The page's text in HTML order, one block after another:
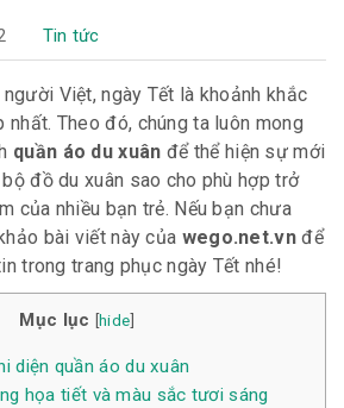
Tin tức
Việt, ngày Tết là khoảnh khắc
Theo đó, chúng ta luôn mong
quần áo du xuân để thể hiện sự mới
đồ du xuân sao cho phù hợp trở
của nhiều bạn trẻ. Nếu bạn chưa
bài viết này của wego.net.vnđể
trong trang phục ngày Tết nhé!
Mục lục [hide]
diện quần áo du xuân
họa tiết và màu sắc tươi sáng